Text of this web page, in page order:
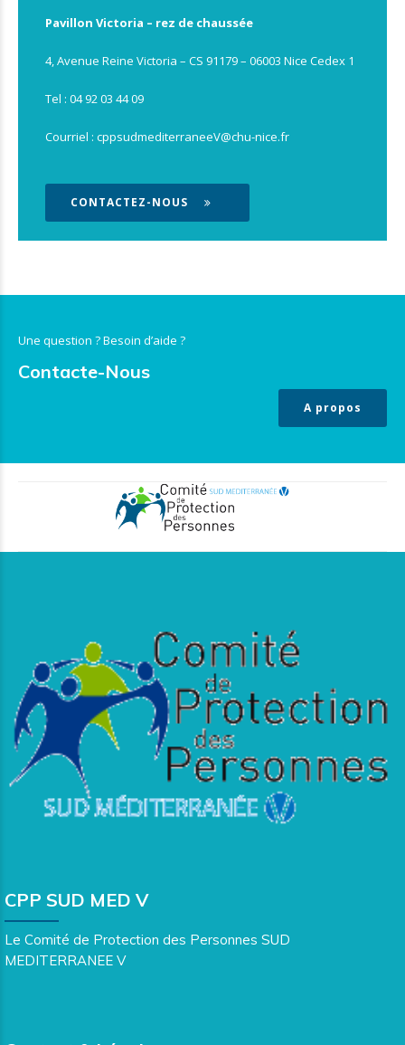
Pavillon Victoria – rez de chaussée
4, Avenue Reine Victoria – CS 91179 – 06003 Nice Cedex 1
Tel : 04 92 03 44 09
Courriel : cppsudmediterraneeV@chu-nice.fr
CONTACTEZ-NOUS
Une question ? Besoin d’aide ?
Contacte-Nous
A propos
CPP SUD MED V
Le Comité de Protection des Personnes SUD
MEDITERRANEE V